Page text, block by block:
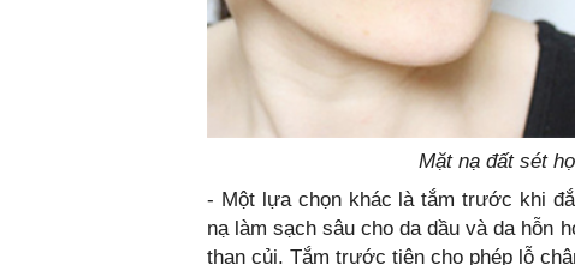
Mặt nạ đất sét
- Một lựa chọn khác là tắm trước khi
nạ làm sạch sâu cho da dầu và da hỗn
than củi. Tắm trước tiên cho phép lỗ